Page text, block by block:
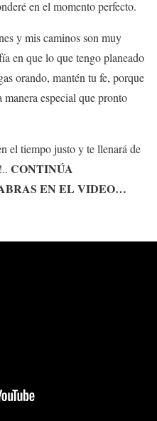
en el momento perfecto.
y mis caminos son muy
en que lo que tengo planeado
orando, mantén tu fe, porque
especial que pronto
el tiempo justo y te llenará de
CONTINÚA
EN EL VIDEO…